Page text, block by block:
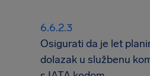
Osigurati da je let
dolazak u službenu